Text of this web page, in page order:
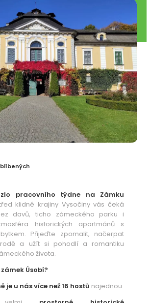
pracovního týdne na Zámku
klidné krajiny Vysočiny vás čeká
davů, ticho zámeckého parku i
historických apartmánů s
Přijeďte zpomalit, načerpat
a užít si pohodlí a romantiku
života.
Úsobí?
je u nás více než 16 hostů najednou.